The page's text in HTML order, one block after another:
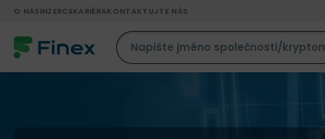
O NÁSINZERCEKARIÉRAKONTAKTUJTE NÁS